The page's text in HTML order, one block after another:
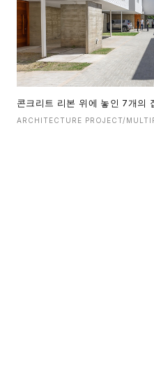
콘크리트 리본 위에 놓인 7개의
ARCHITECTURE PROJECT/